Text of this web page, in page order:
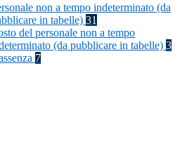
non a tempo indeterminato (da
in tabelle) 31
del personale non a tempo
(da pubblicare in tabelle) 3
7